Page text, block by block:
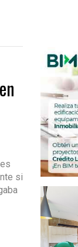
si